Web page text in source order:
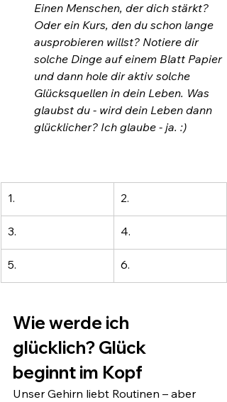
Einen Menschen, der dich stärkt?
Oder ein Kurs, den du schon lange
ausprobieren willst? Notiere dir
solche Dinge auf einem Blatt Papier
und dann hole dir aktiv solche
Glücksquellen in dein Leben. Was
glaubst du - wird dein Leben dann
glücklicher? Ich glaube - ja. :)
1. 2.
3. 4.
5. 6.
Wie werde ich
glücklich? Glück
beginnt im Kopf
Unser Gehirn liebt Routinen – aber